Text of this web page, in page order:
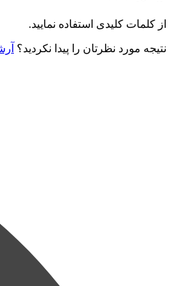
از کلمات کلیدی استفاده نمایید.
نتیجه مورد نظرتان را پیدا نکردید؟